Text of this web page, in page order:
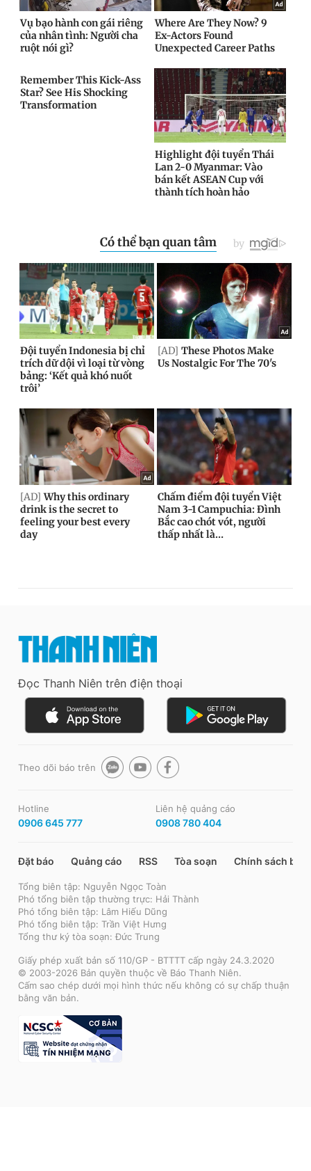
Đọc Thanh Niên trên điện thoại
Theo dõi báo trên
Hotline
0906 645 777
Liên hệ quảng cáo
0908 780 404
Đặt báo Quảng cáo RSS Tòa soạn Chính sách bảo
Tổng biên tập: Nguyễn Ngọc Toàn
Phó tổng biên tập thường trực: Hải Thành
Phó tổng biên tập: Lâm Hiếu Dũng
Phó tổng biên tập: Trần Việt Hưng
Tổng thư ký tòa soạn: Đức Trung
Giấy phép xuất bản số 110/GP - BTTTT cấp ngày 24.3.2020
© 2003-2026 Bản quyền thuộc về Báo Thanh Niên.
Cấm sao chép dưới mọi hình thức nếu không có sự chấp thuận
bằng văn bản.